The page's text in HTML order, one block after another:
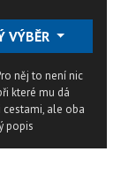
VÝBĚR
něj to není nic
které mu dá
cestami, ale oba
popis